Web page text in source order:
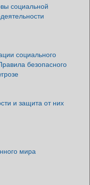
социальной
социального
безопасного
и защита от них
мира